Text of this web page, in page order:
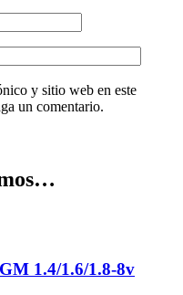
y sitio web en este
un comentario.
1.4/1.6/1.8-8v